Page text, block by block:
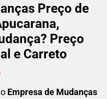
Preço de
Preço
e Carreto
Empresa de Mudanças